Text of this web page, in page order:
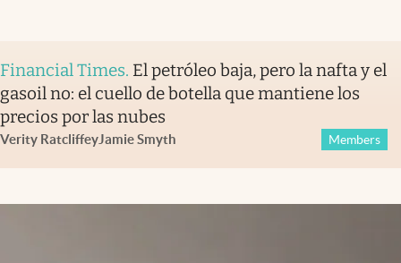
Financial Times. El petróleo baja, pero la nafta y el
gasoil no: el cuello de botella que mantiene los
precios por las nubes
Verity RatcliffeyJamie Smyth Members